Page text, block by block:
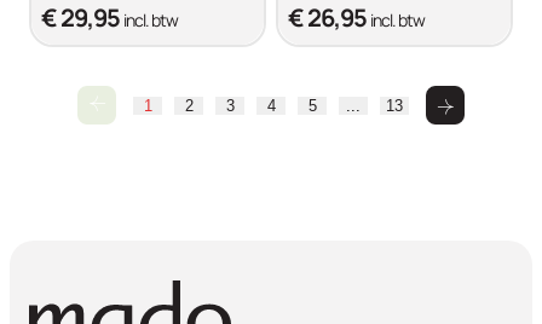
€ 29,95 incl. btw € 26,95 incl. btw
1 2 3 4 5 13